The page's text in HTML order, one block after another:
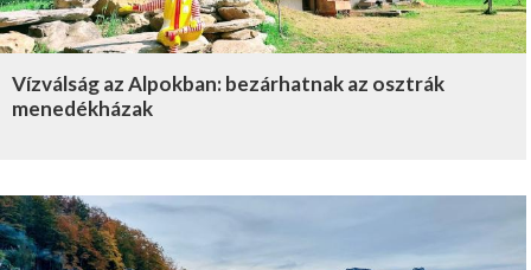
Vízválság az Alpokban: bezárhatnak az osztrák
menedékházak